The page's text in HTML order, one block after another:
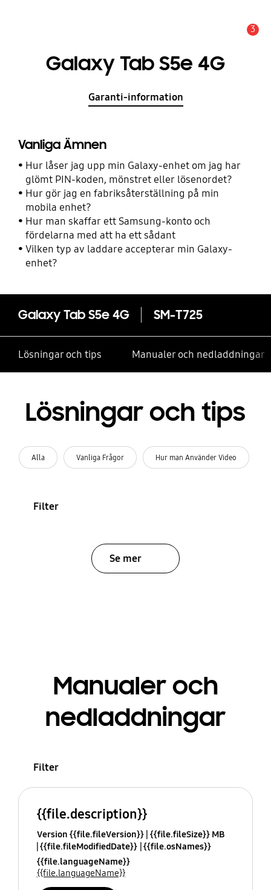
3
Galaxy Tab S5e 4G
Garanti-information
Vanliga Ämnen
Hur låser jag upp min Galaxy-enhet om jag har
glömt PIN-koden, mönstret eller lösenordet?
Hur gör jag en fabriksåterställning på min
mobila enhet?
Hur man skaffar ett Samsung-konto och
fördelarna med att ha ett sådant
Vilken typ av laddare accepterar min Galaxy-
enhet?
Galaxy Tab S5e 4G SM-T725
Lösningar och tips Manualer och nedladdningar
Lösningar och tips
Alla Vanliga Frågor Hur man Använder Video
Filter
Se mer
Manualer och
nedladdningar
Filter
{{file.description}}
Version {{file.fileVersion}} {{file.fileSize}} MB
{{file.fileModifiedDate}} {{file.osNames}}
{{file.languageName}}
{{file.languageName}}